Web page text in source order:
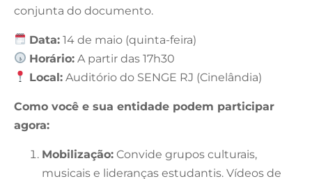
conjunta do documento.
Data: 14 de maio (quinta-feira)
Horário: A partir das 17h30
Local: Auditório do SENGE RJ (Cinelândia)
Como você e sua entidade podem participar
agora:
Mobilização: Convide grupos culturais,
musicais e lideranças estudantis. Vídeos de